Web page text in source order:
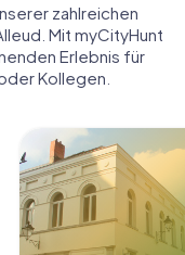
zahlreichen
Mit myCityHunt
Erlebnis für
Kollegen.